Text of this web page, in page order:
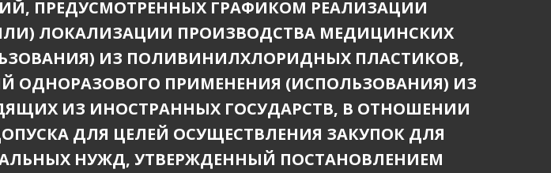
ПРЕДУСМОТРЕННЫХ ГРАФИКОМ РЕАЛИЗАЦИИ
ЛОКАЛИЗАЦИИ ПРОИЗВОДСТВА МЕДИЦИНСКИХ
ИЗ ПОЛИВИНИЛХЛОРИДНЫХ ПЛАСТИКОВ,
ОДНОРАЗОВОГО ПРИМЕНЕНИЯ (ИСПОЛЬЗОВАНИЯ) ИЗ
ИЗ ИНОСТРАННЫХ ГОСУДАРСТВ, В ОТНОШЕНИИ
ДЛЯ ЦЕЛЕЙ ОСУЩЕСТВЛЕНИЯ ЗАКУПОК ДЛЯ
НУЖД, УТВЕРЖДЕННЫЙ ПОСТАНОВЛЕНИЕМ